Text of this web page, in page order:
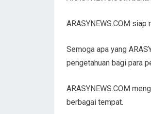
ARASYNEWS.COM
Semoga apa yang
pengetahuan bagi para
ARASYNEWS.COM
berbagai tempat.